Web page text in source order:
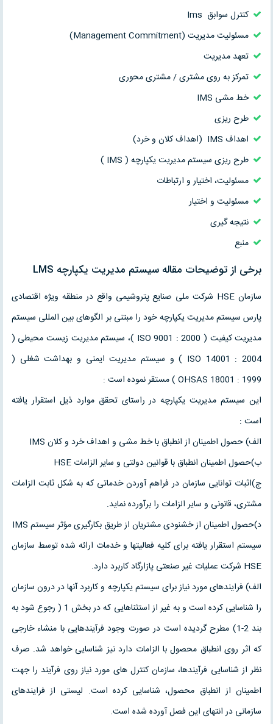
کنترل سوابق Ims
مسئولیت مدیریت (Management Commitment)
تعهد مدیریت
تمرکز به روی مشتری / مشتری محوری
خط مشی IMS
طرح ریزی
اهداف IMS (اهداف کلان و خرد)
طرح ریزی سیستم مدیریت یکپارچه ( IMS )
مسئولیت، اختیار و ارتباطات
مسئولیت و اختیار
نتیجه گیری
منبع
برخی از توضیحات مقاله سیستم مدیریت یکپارچه LMS
سازمان HSE شرکت ملی صنایع پتروشیمی واقع در منطقه ویژه اقتصادی
پارس سیستم مدیریت یکپارچه خود را مبتنی بر الگوهای بین المللی سیستم
مدیریت کیفیت ( ISO 9001 : 2000 )، سیستم مدیریت زیست محیطی (
ISO 14001 : 2004 ) و سیستم مدیریت ایمنی و بهداشت شغلی (
OHSAS 18001 : 1999 ) مستقر نموده است :
این سیستم مدیریت یکپارچه در راستای تحقق موارد ذیل استقرار یافته
است :
الف) حصول اطمینان از انطباق با خط مشی و اهداف خرد و کلان IMS
ب)حصول اطمینان انطباق با قوانین دولتی و سایر الزامات HSE
ج)اثبات توانایی سازمان در فراهم آوردن خدماتی که به شکل ثابت الزامات
مشتری، قانونی و سایر الزامات را برآورده نماید.
د)حصول اطمینان از خشنودی مشتریان از طریق بکارگیری مؤثر سیستم IMS
سیستم استقرار یافته برای کلیه فعالیتها و خدمات ارائه شده توسط سازمان
HSE شرکت عملیات غیر صنعتی پازارگاد کاربرد دارد.
الف) فرایندهای مورد نیاز برای سیستم یکپارچه و کاربرد آنها در درون سازمان
را شناسایی کرده است و به غیر از استثناهایی که در بخش 1 ( رجوع شود به
بند 2-1) مطرح گردیده است در صورت وجود فرآیندهایی با منشاء خارجی
که اثر روی انطباق محصول با الزامات دارد نیز شناسایی خواهد شد. صرف
نظر از شناسایی فرآیندها، سازمان کنترل های مورد نیاز روی فرآیند را جهت
اطمینان از انطباق محصول، شناسایی کرده است. لیستی از فرایندهای
سازمانی در انتهای این فصل آورده شده است.